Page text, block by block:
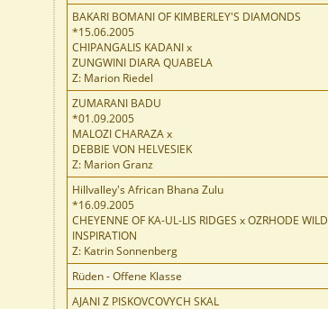
BAKARI BOMANI OF KIMBERLEY'S DIAMONDS
*15.06.2005
CHIPANGALIS KADANI x
ZUNGWINI DIARA QUABELA
Z: Marion Riedel
ZUMARANI BADU
*01.09.2005
MALOZI CHARAZA x
DEBBIE VON HELVESIEK
Z: Marion Granz
Hillvalley's African Bhana Zulu
*16.09.2005
CHEYENNE OF KA-UL-LIS RIDGES x OZRHODE WILD
INSPIRATION
Z: Katrin Sonnenberg
Rüden - Offene Klasse
AJANI Z PISKOVCOVYCH SKAL